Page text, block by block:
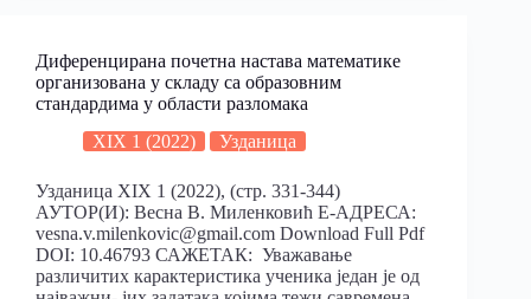
Диференцирана почетна настава математике
организована у складу са образовним
стандардима у области разломакa
XIX 1 (2022)
Узданица
Узданица XIX 1 (2022), (стр. 331-344)
АУТОР(И): Весна В. Миленковић Е-АДРЕСА:
vesna.v.milenkovic@gmail.com Download Full Pdf
DOI: 10.46793 САЖЕТАК: Уважавање
различитих карактеристика ученика један је од